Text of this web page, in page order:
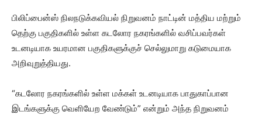
பிலிப்பைன்ஸ் நிலநடுக்கவியல் நிறுவனம் நாட்டின் மத்திய மற்றும்
தெற்கு பகுதிகளில் உள்ள கடலோர நகரங்களில் வசிப்பவர்கள்
உடனடியாக உயரமான பகுதிகளுக்குச் செல்லுமாறு கடுமையாக
அறிவுறுத்தியது.
“கடலோர நகரங்களில் உள்ள மக்கள் உடனடியாக பாதுகாப்பான
இடங்களுக்கு வெளியேற வேண்டும்” என்றும் அந்த நிறுவனம்